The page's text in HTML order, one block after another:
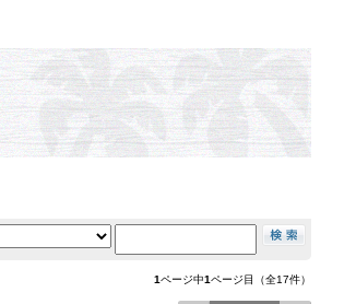
1ページ中1ページ目（全17件）